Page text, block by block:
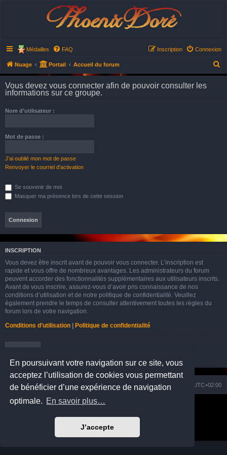
En poursuivant votre navigation sur ce site, vous
acceptez l’utilisation de cookies vous permettant
de bénéficier d’une expérience de navigation
optimale. En savoir plus…
J’accepte
Phoenix Doré
Médailles FAQ Connexion
Inscription
Nuage Portail Accueil du forum
e
Vous devez vous connecter afin de pouvoir consulter les
informations sur ce groupe.
Nom d’utilisateur :
Mot de passe :
J’ai oublié mon mot de passe
Renvoyer le courriel d’activation
Se souvenir de moi
Masquer ma présence lors de cette session
INSCRIPTION
Vous devez être inscrit avant de pouvoir vous connecter. L’inscription est
rapide et vous offre de nombreux avantages. Les administrateurs du forum
peuvent accorder des fonctionnalités supplémentaires aux utilisateurs inscrits.
Avant de vous inscrire, assurez-vous d’avoir pris connaissance de nos
conditions d’utilisation et de notre politique de confidentialité. Veuillez
également prendre le temps de consulter attentivement toutes les règles du
forum lors de votre navigation.
Conditions d’utilisation | Politique de confidentialité
Nuage Portail Accueil du forum Fuseau horaire sur UTC+02:00
Développé parphpBB® Forum Software © phpBB Limited
Confidentialité